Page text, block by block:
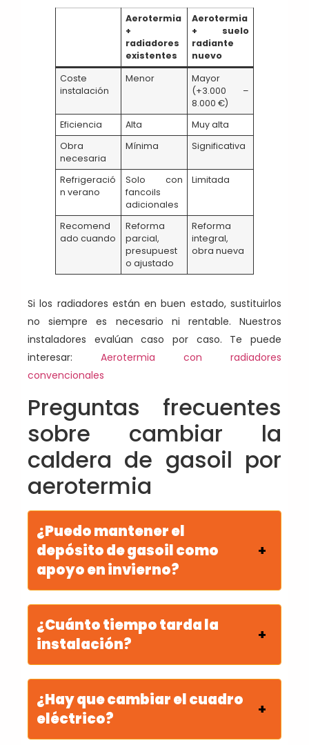
Aerotermia
+
radiadores
existentes
Aerotermia
+ suelo
radiante
nuevo
Coste
instalación
Menor
Mayor
(+3.000 –
8.000 €)
Eficiencia
Alta
Muy alta
Obra
necesaria
Mínima Significativa
Refrigeració
n verano
Solo con
fancoils
adicionales
Limitada
Recomend
ado cuando
Reforma
parcial,
presupuest
o ajustado
Reforma
integral,
obra nueva
Si los radiadores están en buen estado, sustituirlos
no siempre es necesario ni rentable. Nuestros
instaladores evalúan caso por caso. Te puede
interesar: Aerotermia con radiadores
convencionales
Preguntas frecuentes
sobre cambiar la
caldera de gasoil por
aerotermia
¿Puedo mantener el
depósito de gasoil como
apoyo en invierno?
¿Cuánto tiempo tarda la
instalación?
¿Hay que cambiar el cuadro
eléctrico?